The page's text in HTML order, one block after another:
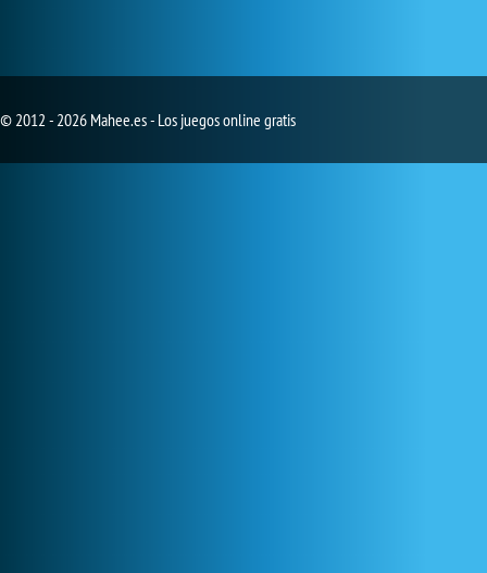
© 2012 - 2026 Mahee.es - Los juegos online gratis